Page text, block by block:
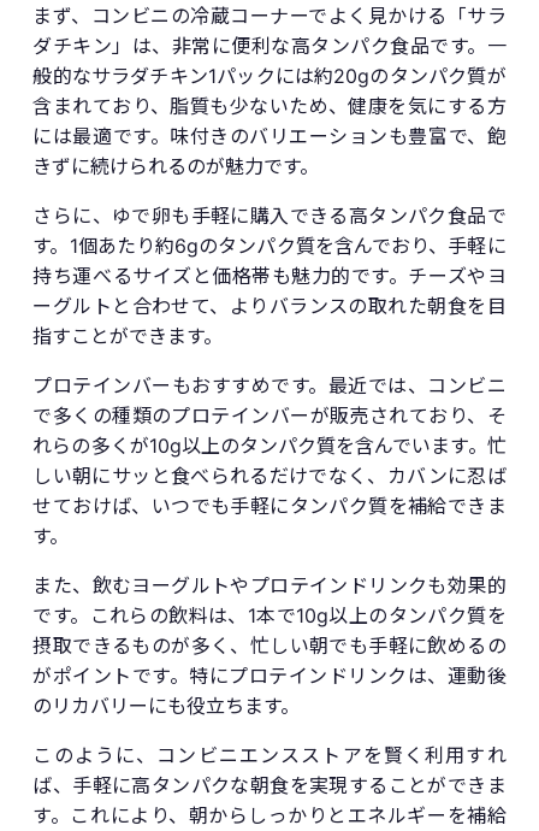
まず、コンビニの冷蔵コーナーでよく見かける「サラ
ダチキン」は、非常に便利な高タンパク食品です。一
般的なサラダチキン1パックには約20gのタンパク質が
含まれており、脂質も少ないため、健康を気にする方
には最適です。味付きのバリエーションも豊富で、飽
きずに続けられるのが魅力です。
さらに、ゆで卵も手軽に購入できる高タンパク食品で
す。1個あたり約6gのタンパク質を含んでおり、手軽に
持ち運べるサイズと価格帯も魅力的です。チーズやヨ
ーグルトと合わせて、よりバランスの取れた朝食を目
指すことができます。
プロテインバーもおすすめです。最近では、コンビニ
で多くの種類のプロテインバーが販売されており、そ
れらの多くが10g以上のタンパク質を含んでいます。忙
しい朝にサッと食べられるだけでなく、カバンに忍ば
せておけば、いつでも手軽にタンパク質を補給できま
す。
また、飲むヨーグルトやプロテインドリンクも効果的
です。これらの飲料は、1本で10g以上のタンパク質を
摂取できるものが多く、忙しい朝でも手軽に飲めるの
がポイントです。特にプロテインドリンクは、運動後
のリカバリーにも役立ちます。
このように、コンビニエンスストアを賢く利用すれ
ば、手軽に高タンパクな朝食を実現することができま
す。これにより、朝からしっかりとエネルギーを補給